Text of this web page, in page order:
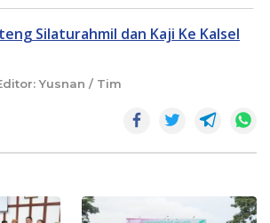
SilaturahmiI dan Kaji Ke Kalsel
Yusnan / Tim